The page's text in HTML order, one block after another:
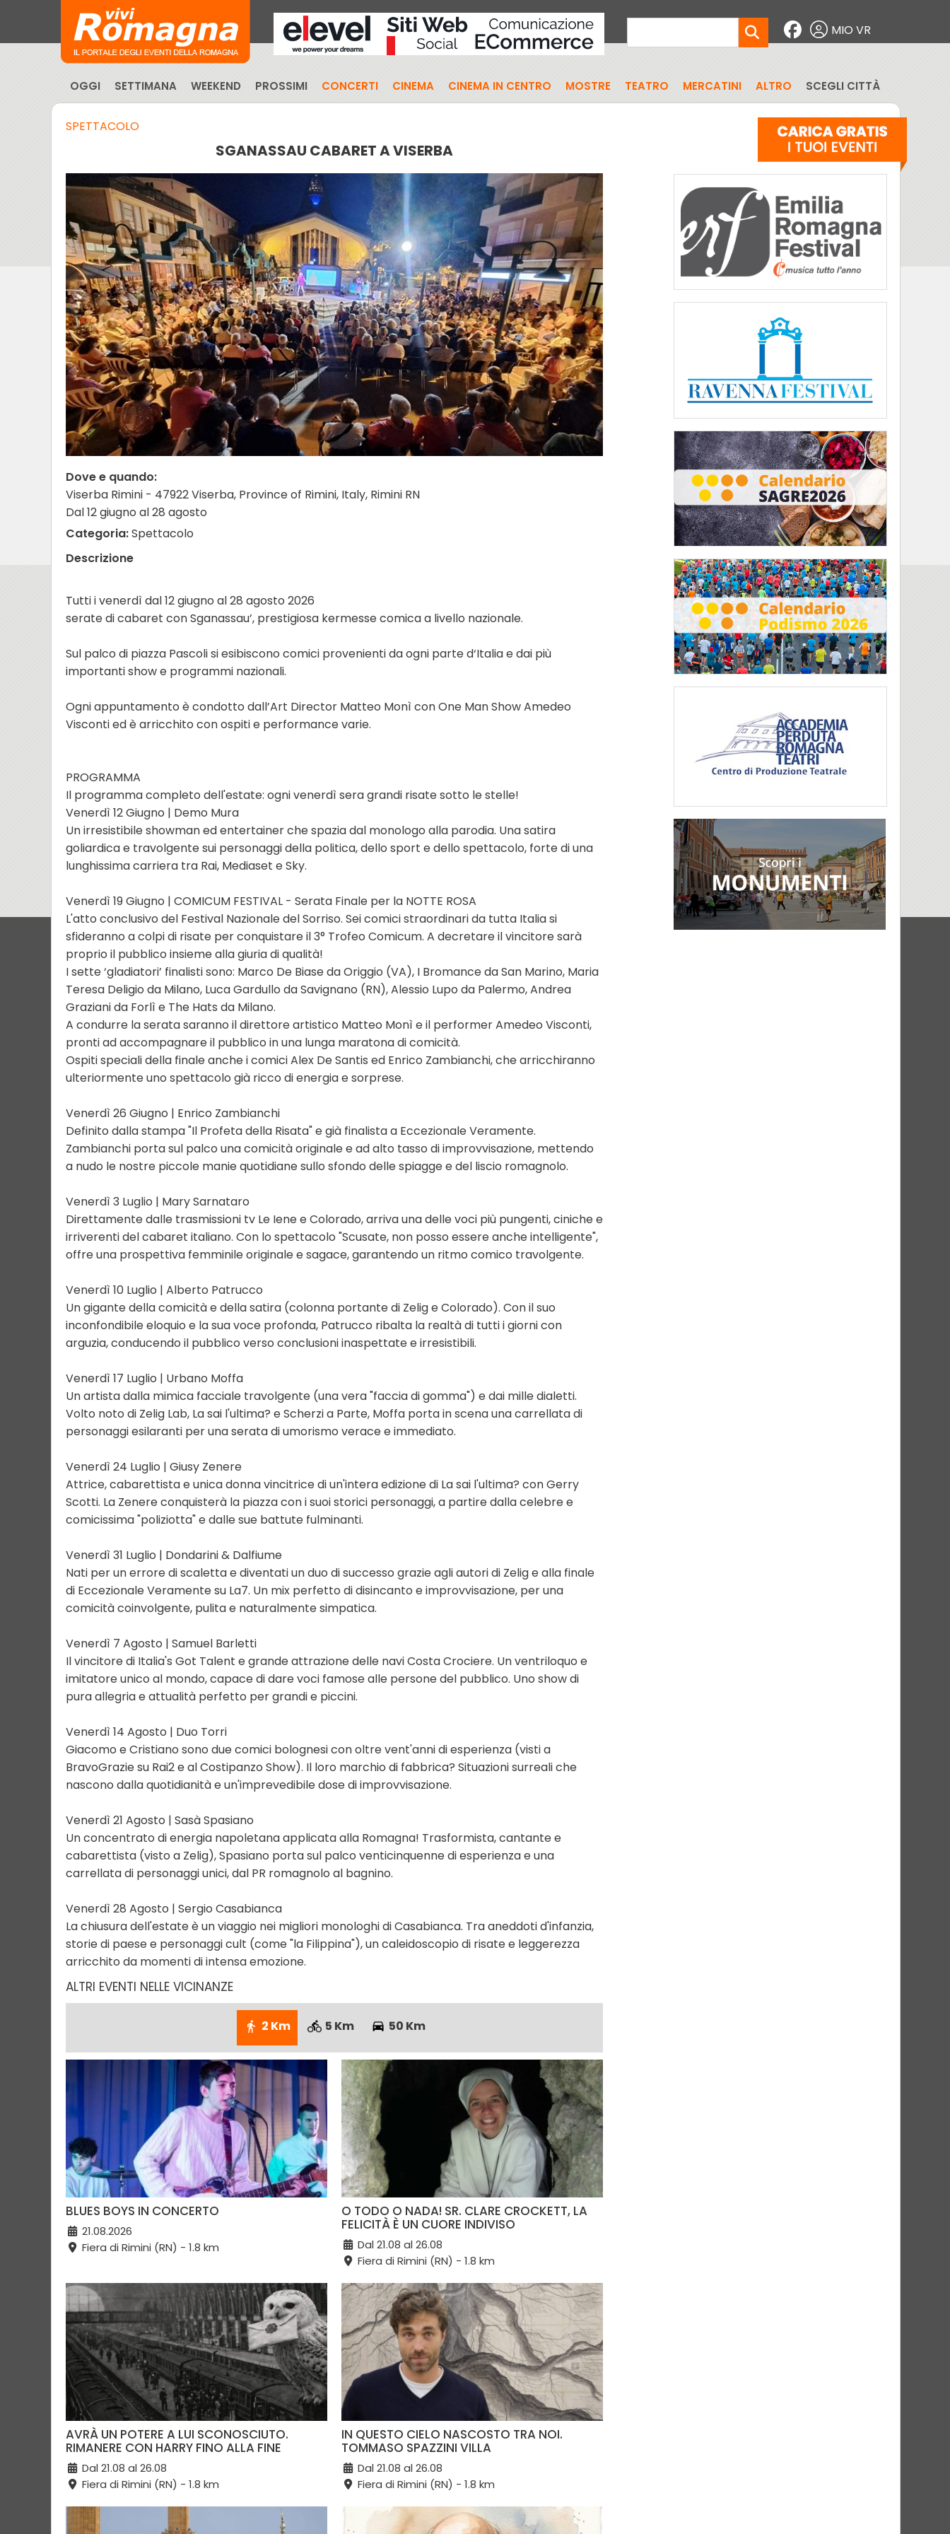
MIO VR
OGGI SETTIMANA WEEKEND PROSSIMI CONCERTI CINEMA CINEMA IN CENTRO MOSTRE TEATRO MERCATINI ALTRO SCEGLI CITTÀ
SPETTACOLO
SGANASSAU CABARET A VISERBA
Dove e quando:
Viserba Rimini - 47922 Viserba, Province of Rimini, Italy, Rimini RN
Dal 12 giugno al 28 agosto
Categoria:Spettacolo
Descrizione
Tutti i venerdì dal 12 giugno al 28 agosto 2026
serate di cabaret con Sganassau’, prestigiosa kermesse comica a livello nazionale.
Sul palco di piazza Pascoli si esibiscono comici provenienti da ogni parte d‘Italia e dai più
importanti show e programmi nazionali.
Ogni appuntamento è condotto dall’Art Director Matteo Monì con One Man Show Amedeo
Visconti ed è arricchito con ospiti e performance varie.
PROGRAMMA
Il programma completo dell'estate: ogni venerdì sera grandi risate sotto le stelle!
Venerdì 12 Giugno | Demo Mura
Un irresistibile showman ed entertainer che spazia dal monologo alla parodia. Una satira
goliardica e travolgente sui personaggi della politica, dello sport e dello spettacolo, forte di una
lunghissima carriera tra Rai, Mediaset e Sky.
Venerdì 19 Giugno | COMICUM FESTIVAL - Serata Finale per la NOTTE ROSA
L'atto conclusivo del Festival Nazionale del Sorriso. Sei comici straordinari da tutta Italia si
sfideranno a colpi di risate per conquistare il 3° Trofeo Comicum. A decretare il vincitore sarà
proprio il pubblico insieme alla giuria di qualità!
I sette ‘gladiatori’ finalisti sono: Marco De Biase da Origgio (VA), I Bromance da San Marino, Maria
Teresa Deligio da Milano, Luca Gardullo da Savignano (RN), Alessio Lupo da Palermo, Andrea
Graziani da Forlì e The Hats da Milano.
A condurre la serata saranno il direttore artistico Matteo Monì e il performer Amedeo Visconti,
pronti ad accompagnare il pubblico in una lunga maratona di comicità.
Ospiti speciali della finale anche i comici Alex De Santis ed Enrico Zambianchi, che arricchiranno
ulteriormente uno spettacolo già ricco di energia e sorprese.
Venerdì 26 Giugno | Enrico Zambianchi
Definito dalla stampa "Il Profeta della Risata" e già finalista a Eccezionale Veramente.
Zambianchi porta sul palco una comicità originale e ad alto tasso di improvvisazione, mettendo
a nudo le nostre piccole manie quotidiane sullo sfondo delle spiagge e del liscio romagnolo.
Venerdì 3 Luglio | Mary Sarnataro
Direttamente dalle trasmissioni tv Le Iene e Colorado, arriva una delle voci più pungenti, ciniche e
irriverenti del cabaret italiano. Con lo spettacolo "Scusate, non posso essere anche intelligente",
offre una prospettiva femminile originale e sagace, garantendo un ritmo comico travolgente.
Venerdì 10 Luglio | Alberto Patrucco
Un gigante della comicità e della satira (colonna portante di Zelig e Colorado). Con il suo
inconfondibile eloquio e la sua voce profonda, Patrucco ribalta la realtà di tutti i giorni con
arguzia, conducendo il pubblico verso conclusioni inaspettate e irresistibili.
Venerdì 17 Luglio | Urbano Moffa
Un artista dalla mimica facciale travolgente (una vera "faccia di gomma") e dai mille dialetti.
Volto noto di Zelig Lab, La sai l'ultima? e Scherzi a Parte, Moffa porta in scena una carrellata di
personaggi esilaranti per una serata di umorismo verace e immediato.
Venerdì 24 Luglio | Giusy Zenere
Attrice, cabarettista e unica donna vincitrice di un'intera edizione di La sai l'ultima? con Gerry
Scotti. La Zenere conquisterà la piazza con i suoi storici personaggi, a partire dalla celebre e
comicissima "poliziotta" e dalle sue battute fulminanti.
Venerdì 31 Luglio | Dondarini & Dalfiume
Nati per un errore di scaletta e diventati un duo di successo grazie agli autori di Zelig e alla finale
di Eccezionale Veramente su La7. Un mix perfetto di disincanto e improvvisazione, per una
comicità coinvolgente, pulita e naturalmente simpatica.
Venerdì 7 Agosto | Samuel Barletti
Il vincitore di Italia's Got Talent e grande attrazione delle navi Costa Crociere. Un ventriloquo e
imitatore unico al mondo, capace di dare voci famose alle persone del pubblico. Uno show di
pura allegria e attualità perfetto per grandi e piccini.
Venerdì 14 Agosto | Duo Torri
Giacomo e Cristiano sono due comici bolognesi con oltre vent'anni di esperienza (visti a
BravoGrazie su Rai2 e al Costipanzo Show). Il loro marchio di fabbrica? Situazioni surreali che
nascono dalla quotidianità e un'imprevedibile dose di improvvisazione.
Venerdì 21 Agosto | Sasà Spasiano
Un concentrato di energia napoletana applicata alla Romagna! Trasformista, cantante e
cabarettista (visto a Zelig), Spasiano porta sul palco venticinquenne di esperienza e una
carrellata di personaggi unici, dal PR romagnolo al bagnino.
Venerdì 28 Agosto | Sergio Casabianca
La chiusura dell'estate è un viaggio nei migliori monologhi di Casabianca. Tra aneddoti d'infanzia,
storie di paese e personaggi cult (come "la Filippina"), un caleidoscopio di risate e leggerezza
arricchito da momenti di intensa emozione.
ALTRI EVENTI NELLE VICINANZE
2 Km 5 Km 50 Km
BLUES BOYS IN CONCERTO
21.08.2026
Fiera di Rimini (RN) - 1.8 km
O TODO O NADA! SR. CLARE CROCKETT, LA
FELICITÀ È UN CUORE INDIVISO
Dal 21.08 al 26.08
Fiera di Rimini (RN) - 1.8 km
AVRÀ UN POTERE A LUI SCONOSCIUTO.
RIMANERE CON HARRY FINO ALLA FINE
Dal 21.08 al 26.08
Fiera di Rimini (RN) - 1.8 km
IN QUESTO CIELO NASCOSTO TRA NOI.
TOMMASO SPAZZINI VILLA
Dal 21.08 al 26.08
Fiera di Rimini (RN) - 1.8 km